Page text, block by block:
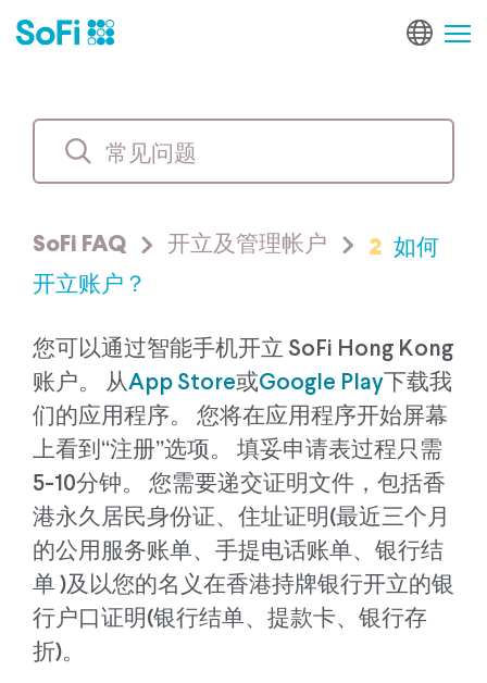
SoFi FAQ 开立及管理帐户 2 如何
开立账户？
您可以通过智能手机开立 SoFi Hong Kong
账户。 从App Store或Google Play 下载我
们的应用程序。 您将在应用程序开始屏幕
上看到“注册”选项。 填妥申请表过程只需
5-10分钟。 您需要递交证明文件，包括香
港永久居民身份证、住址证明(最近三个月
的公用服务账单、手提电话账单、银行结
单 )及以您的名义在香港持牌银行开立的银
行户口证明(银行结单、提款卡、银行存
折)。